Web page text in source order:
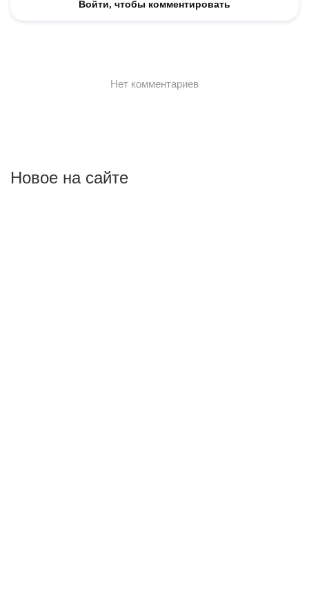
Новое на сайте